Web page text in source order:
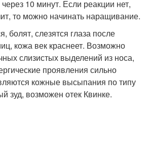
10 минут. Если реакции нет,
то можно начинать наращивание.
болят, слезятся глаза после
кожа век краснеет. Возможно
слизистых выделений из носа,
проявления сильно
кожные высыпания по типу
зуд, возможен отек Квинке.